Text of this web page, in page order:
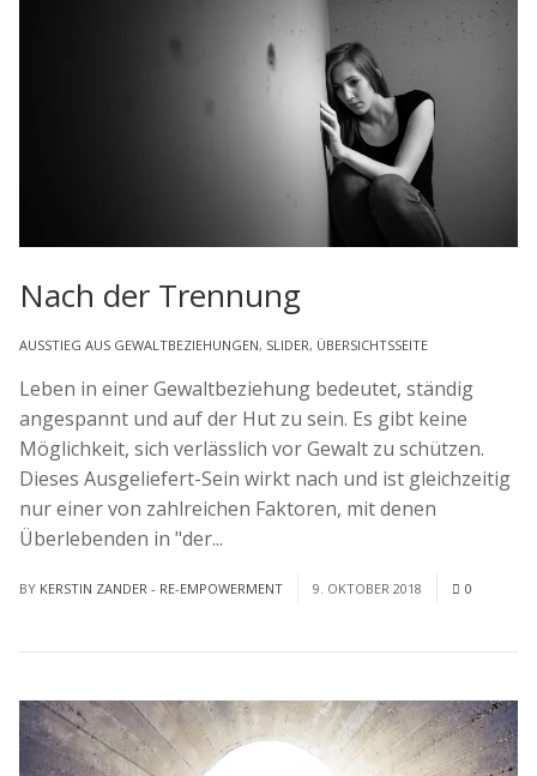
AUSSTIEG AUS GEWALTBEZIEHUNGEN, SLIDER, ÜBERSICHTSSEITE
Nach der Trennung
Leben in einer Gewaltbeziehung bedeutet, ständig
angespannt und auf der Hut zu sein. Es gibt keine
Möglichkeit, sich verlässlich vor Gewalt zu schützen.
Dieses Ausgeliefert-Sein wirkt nach und ist gleichzeitig
nur einer von zahlreichen Faktoren, mit denen
Überlebenden in "der...
BY KERSTIN ZANDER - RE-EMPOWERMENT 9. OKTOBER 2018 0